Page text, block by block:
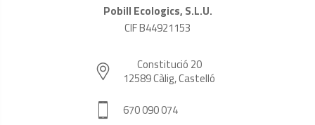
Pobill Ecologics, S.L.U.
CIF B44921153
Constitució 20
12589 Càlig, Castelló
670 090 074